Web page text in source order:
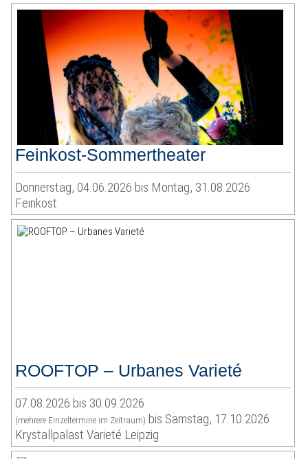
Feinkost-Sommertheater
Donnerstag, 04.06.2026 bis Montag, 31.08.2026
Feinkost
ROOFTOP – Urbanes Varieté
07.08.2026 bis 30.09.2026
(mehrere Einzeltermine im Zeitraum) bis Samstag, 17.10.2026
Krystallpalast Varieté Leipzig